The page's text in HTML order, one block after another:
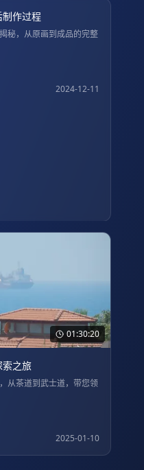
制作过程
秘，从原画到成品的完整
2024-12-11
01:30:20
索之旅
从茶道到武士道，带您领
2025-01-10